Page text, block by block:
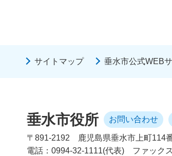
サイトマップ 垂水市公式WEB
垂水市役所 お問い合わせ
〒891-2192
鹿児島県垂水市上町114
電話：0994-32-1111(代表)
ファック